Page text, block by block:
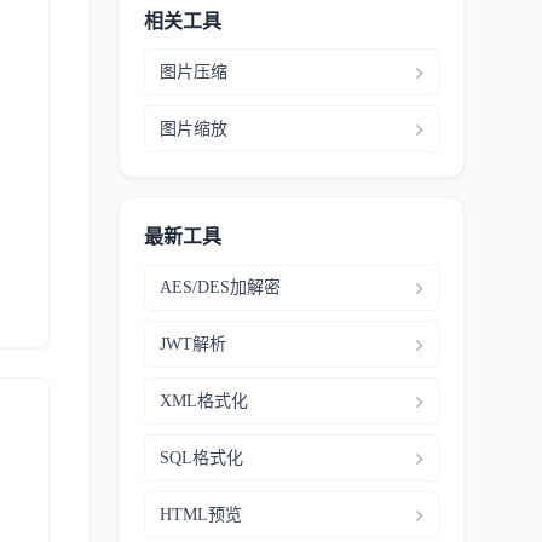
相关工具
图片压缩
图片缩放
最新工具
AES/DES加解密
JWT解析
XML格式化
SQL格式化
HTML预览